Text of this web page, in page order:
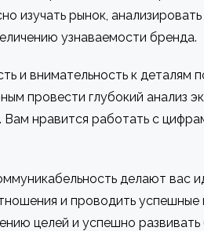
изучать рынок,
узнаваемости бренда.
и внимательность к
провести глубокий анализ
нравится работать с
делают
и проводить
целей и успешно